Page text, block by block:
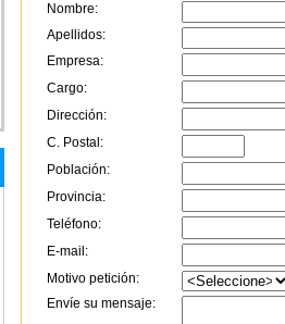
Nombre:
Apellidos:
Empresa:
Cargo:
Dirección:
C. Postal:
Población:
Provincia:
Teléfono:
E-mail:
Motivo petición:
Envíe su mensaje: